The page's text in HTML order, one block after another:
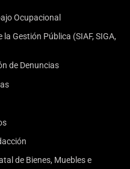
Ocupacional
Gestión Pública (SIAF, SIGA,
de Denuncias
de Bienes, Muebles e